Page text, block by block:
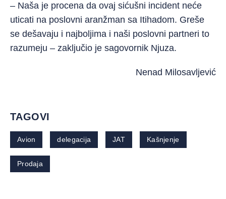
– Naša je procena da ovaj sićušni incident neće
uticati na poslovni aranžman sa Itihadom. Greše
se dešavaju i najboljima i naši poslovni partneri to
razumeju – zaključio je sagovornik Njuza.
Nenad Milosavljević
TAGOVI
Avion delegacija JAT Kašnjenje
Prodaja